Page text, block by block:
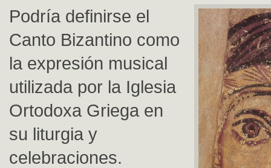
Podría definirse el
Canto Bizantino como
la expresión musical
utilizada por la Iglesia
Ortodoxa Griega en
su liturgia y
celebraciones.